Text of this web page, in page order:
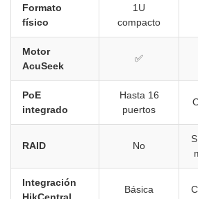
Formato
físico
1U
compacto
Motor
AcuSeek
✅
PoE
integrado
Hasta 16
puertos
RAID No
Integración
Básica